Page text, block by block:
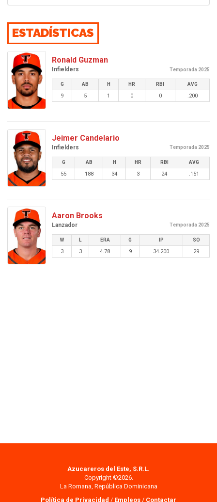
ESTADÍSTICAS
Ronald Guzman
Infielders Temporada 2025
G AB H HR RBI AVG
9 5 1 0 0 .200
Jeimer Candelario
Infielders Temporada 2025
G AB H HR RBI AVG
55 188 34 3 24 .151
Aaron Brooks
Lanzador Temporada 2025
W L ERA G IP SO
3 3 4.78 9 34.200 29
Azucareros del Este, S.R.L.
Copyright ©2026.
La Romana, República Dominicana
Política de Privacidad / Empleos / Contactar